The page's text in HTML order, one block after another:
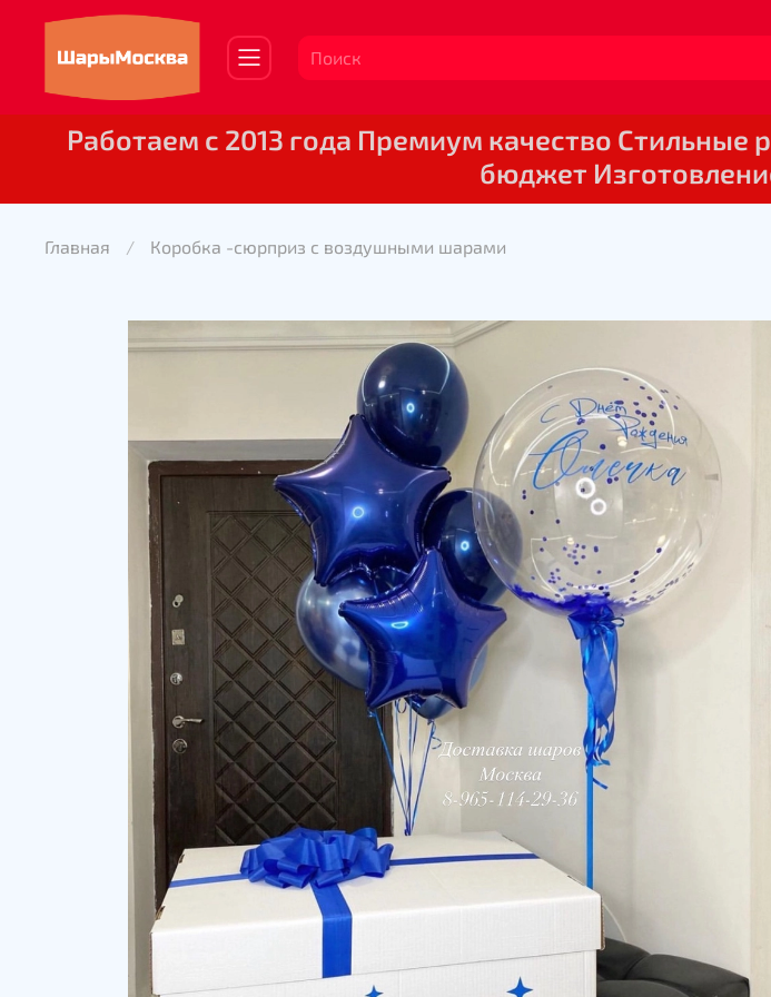
Работаем с 2013 года Премиум качество
бюджет
Главная Коробка -сюрприз с воздушными шарами